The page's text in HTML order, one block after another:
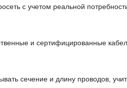
с учетом реальной
и сертифицированные
сечение и длину проводов,